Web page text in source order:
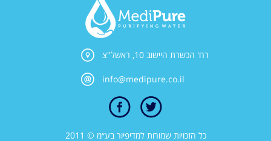
רח' הכשרת היישוב 10, ראשל"צ
info@medipure.co.il
כל הזכויות שמורות למדיפיור בע״מ © 2011